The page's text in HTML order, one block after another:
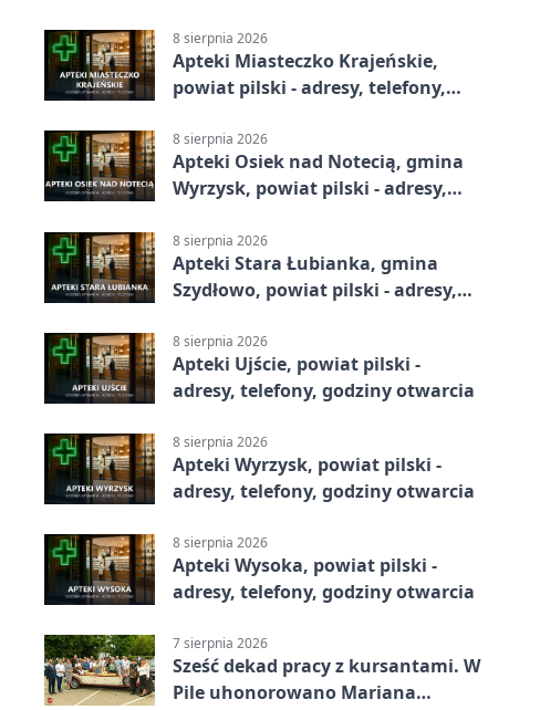
8 sierpnia 2026
Apteki Miasteczko Krajeńskie,
powiat pilski - adresy, telefony,
8 sierpnia 2026
Apteki Osiek nad Notecią, gmina
Wyrzysk, powiat pilski - adresy,
8 sierpnia 2026
Apteki Stara Łubianka, gmina
Szydłowo, powiat pilski - adresy,
8 sierpnia 2026
Apteki Ujście, powiat pilski -
adresy, telefony, godziny otwarcia
8 sierpnia 2026
Apteki Wyrzysk, powiat pilski -
adresy, telefony, godziny otwarcia
8 sierpnia 2026
Apteki Wysoka, powiat pilski -
adresy, telefony, godziny otwarcia
7 sierpnia 2026
Sześć dekad pracy z kursantami. W
Pile uhonorowano Mariana